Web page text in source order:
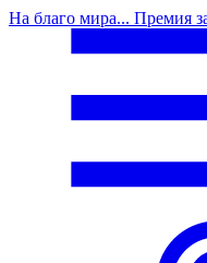
На благо мира... Премия